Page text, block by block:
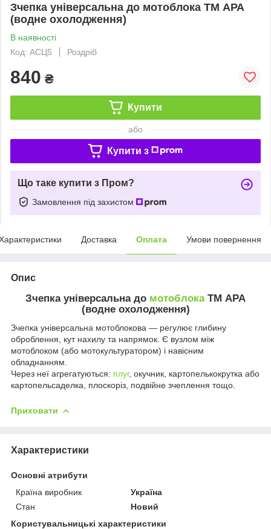
Зчепка універсальна до мотоблока ТМ АРА
(водне охолодження)
В наявності
Код: АСЦ5
Роздріб
840 ₴
Купити
або
Купити з
Що таке купити з Пром?
Замовлення під захистом
Доставка Оплата Умови повернення
Опис
Зчепка універсальна до мотоблокаТМ АРА
(водне охолодження)
Зчепка універсальна мотоблокова — регулює глибину
оброблення, кут нахилу та напрямок. Є вузлом між
мотоблоком (або мотокультуратором) і навісним
обладнанням.
Через неї агрегатуються: плуг, окучник, картопелькокрутка або
картопельсаделка, плоскоріз, подвійне зчеплення тощо.
Приховати
Характеристики
Основні атрибути
Країна виробник
Україна
Стан
Новий
Користувальницькі характеристики